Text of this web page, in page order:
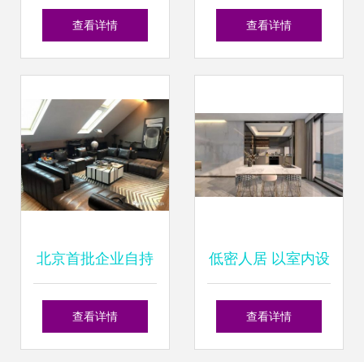
总经理孙建琥 在
享社区生活
查看详情
华集团如何在住宅
值与品质
查看详情
北京首批企业自持
租赁房入市 10年租
查看详情
低密人居 以室内设
计革新之江高端住
查看详情